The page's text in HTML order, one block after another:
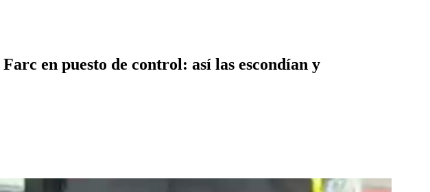
en puesto de control: así las escondían y